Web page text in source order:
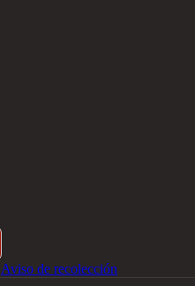
Aviso de recolección